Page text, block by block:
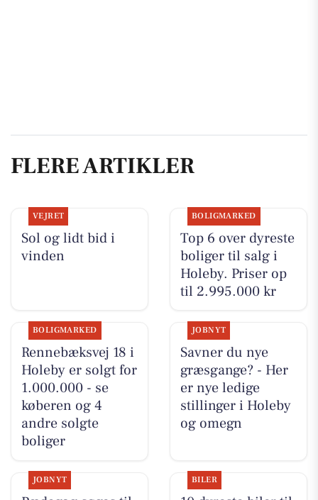
FLERE ARTIKLER
VEJRET
Sol og lidt bid i
vinden
BOLIGMARKED
Top 6 over dyreste
boliger til salg i
Holeby. Priser op
til 2.995.000 kr
BOLIGMARKED
Rennebæksvej 18 i
Holeby er solgt for
1.000.000 - se
køberen og 4
andre solgte
boliger
JOBNYT
Savner du nye
græsgange? - Her
er nye ledige
stillinger i Holeby
og omegn
JOBNYT BILER